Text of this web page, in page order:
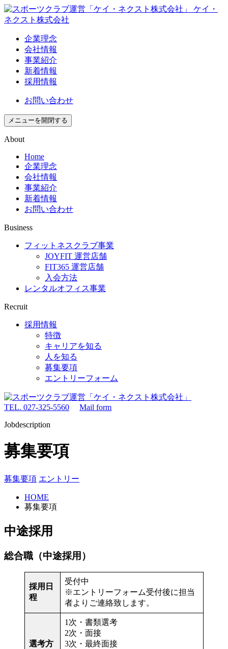
企業理念
会社情報
事業紹介
新着情報
採用情報
お問い合わせ
メニューを開閉する
About
Home
企業理念
会社情報
事業紹介
新着情報
お問い合わせ
Business
フィットネスクラブ事業
JOYFIT 運営店舗
FIT365 運営店舗
入会方法
レンタルオフィス事業
Recruit
採用情報
特徴
キャリアを知る
人を知る
募集要項
エントリーフォーム
TEL. 027-325-5560
Mail form
Jobdescription
募集要項
募集要項 エントリー
HOME
募集要項
中途採用
総合職（中途採用）
採用日
程
受付中
※エントリーフォーム受付後に担当
者よりご連絡致します。
選考方
1次・書類選考
2次・面接
3次・最終面接